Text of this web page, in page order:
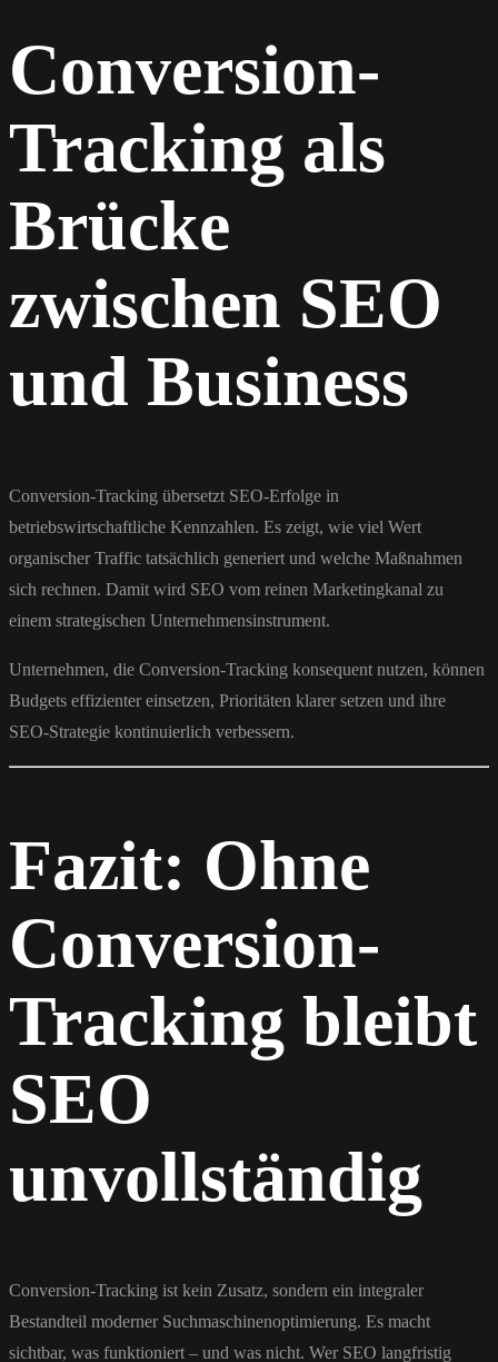
Conversion-
Tracking als
Brücke
zwischen SEO
und Business
Conversion-Tracking übersetzt SEO-Erfolge in
betriebswirtschaftliche Kennzahlen. Es zeigt, wie viel Wert
organischer Traffic tatsächlich generiert und welche Maßnahmen
sich rechnen. Damit wird SEO vom reinen Marketingkanal zu
einem strategischen Unternehmensinstrument.
Unternehmen, die Conversion-Tracking konsequent nutzen, können
Budgets effizienter einsetzen, Prioritäten klarer setzen und ihre
SEO-Strategie kontinuierlich verbessern.
Fazit: Ohne
Conversion-
Tracking bleibt
SEO
unvollständig
Conversion-Tracking ist kein Zusatz, sondern ein integraler
Bestandteil moderner Suchmaschinenoptimierung. Es macht
sichtbar, was funktioniert – und was nicht. Wer SEO langfristig